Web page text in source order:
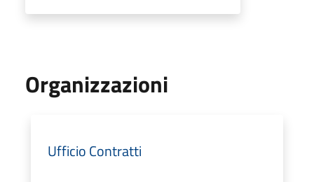
Organizzazioni
Ufficio Contratti